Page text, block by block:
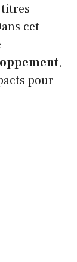
titres
cet
,
pour